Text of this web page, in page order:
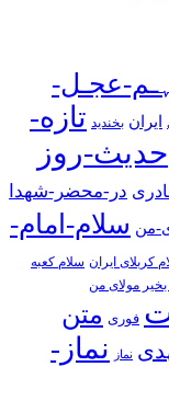
عجـل-
ایران بخندید تازه-
حدیث-روز
در-محضر-شهدا
من سلام-امام-
کربلای ایران سلام کعبه
مولای من
فوری متن
نماز
نماز-